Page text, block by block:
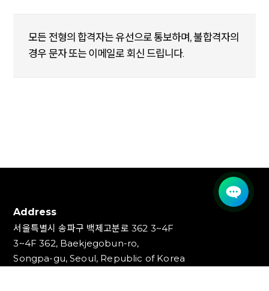
모든 전형의 합격자는 유선으로 통보하며, 불합격자의
경우 문자 또는 이메일로 회신 드립니다.
Address
서울특별시 송파구 백제고분로 362 3~4F
3~4F 362, Baekjegobun-ro,
Songpa-gu, Seoul, Republic of Korea